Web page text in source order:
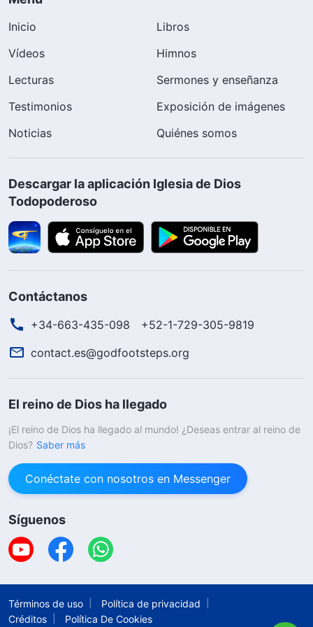
Inicio
Libros
Vídeos
Himnos
Lecturas
Sermones y enseñanza
Testimonios
Exposición de imágenes
Noticias
Quiénes somos
Descargar la aplicación Iglesia de Dios
Todopoderoso
Contáctanos
+34-663-435-098
+52-1-729-305-9819
contact.es@godfootsteps.org
El reino de Dios ha llegado
¡El reino de Dios ha llegado al mundo! ¿Deseas entrar al reino de
Dios? Saber más
Conéctate con nosotros en Messenger
Síguenos
Términos de uso
Política de privacidad
Créditos
Política De Cookies